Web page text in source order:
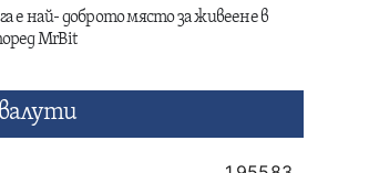
е най- доброто място за живеене в
MrBit